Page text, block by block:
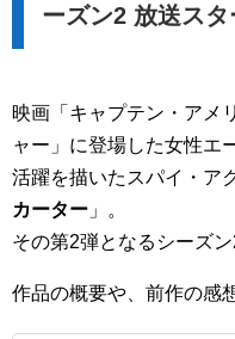
ーズン2 放送スタ
映画「キャプテン・アメ
ャー」に登場した女性エ
活躍を描いたスパイ・ア
カーター 」。
その第2弾となるシーズ
作品の概要や、前作の感